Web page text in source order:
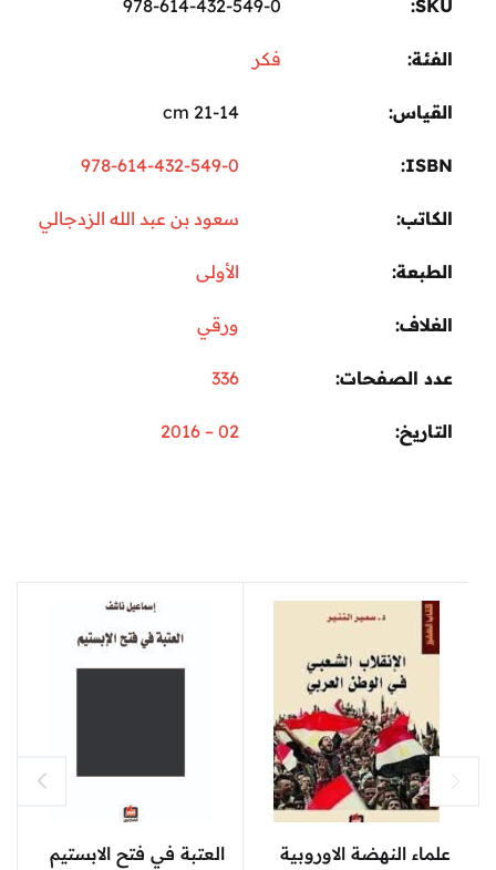
SKU:
978-614-432-549-0
الفئة: فكر
القياس 21-14 cm
ISBN
978-614-432-549-0
الكاتب سعود بن عبد الله الزدجالي
الطبعة الأولى
الغلاف ورقي
عدد الصفحات 336
التاريخ 02 – 2016
العتبة في فتح الابستيم علماء النهضة الاوروبية